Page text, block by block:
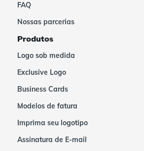
FAQ
Nossas parcerias
Produtos
Logo sob medida
Exclusive Logo
Business Cards
Modelos de fatura
Imprima seu logotipo
Assinatura de E-mail